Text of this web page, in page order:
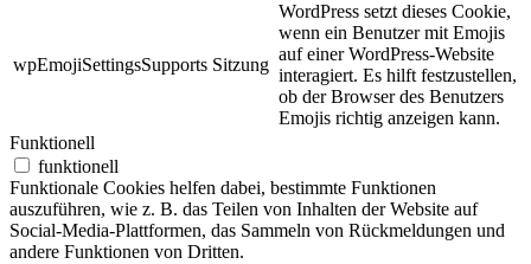
wpEmojiSettingsSupports Sitzung
WordPress setzt dieses Cookie,
wenn ein Benutzer mit Emojis
auf einer WordPress-Website
interagiert. Es hilft festzustellen,
ob der Browser des Benutzers
Emojis richtig anzeigen kann.
Funktionell
funktionell
Funktionale Cookies helfen dabei, bestimmte Funktionen
auszuführen, wie z. B. das Teilen von Inhalten der Website auf
Social-Media-Plattformen, das Sammeln von Rückmeldungen und
andere Funktionen von Dritten.